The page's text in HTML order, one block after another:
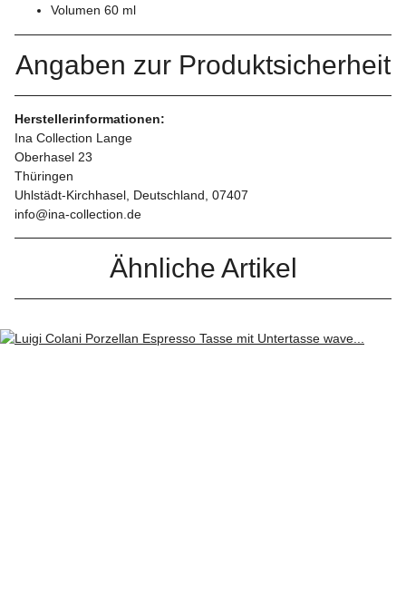
Volumen 60 ml
Angaben zur Produktsicherheit
Herstellerinformationen:
Ina Collection Lange
Oberhasel 23
Thüringen
Uhlstädt-Kirchhasel, Deutschland, 07407
info@ina-collection.de
Ähnliche Artikel